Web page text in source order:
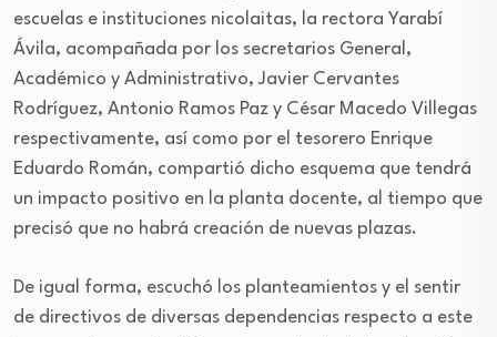
escuelas e instituciones nicolaitas, la rectora Yarabí
Ávila, acompañada por los secretarios General,
Académico y Administrativo, Javier Cervantes
Rodríguez, Antonio Ramos Paz y César Macedo Villegas
respectivamente, así como por el tesorero Enrique
Eduardo Román, compartió dicho esquema que tendrá
un impacto positivo en la planta docente, al tiempo que
precisó que no habrá creación de nuevas plazas.
De igual forma, escuchó los planteamientos y el sentir
de directivos de diversas dependencias respecto a este